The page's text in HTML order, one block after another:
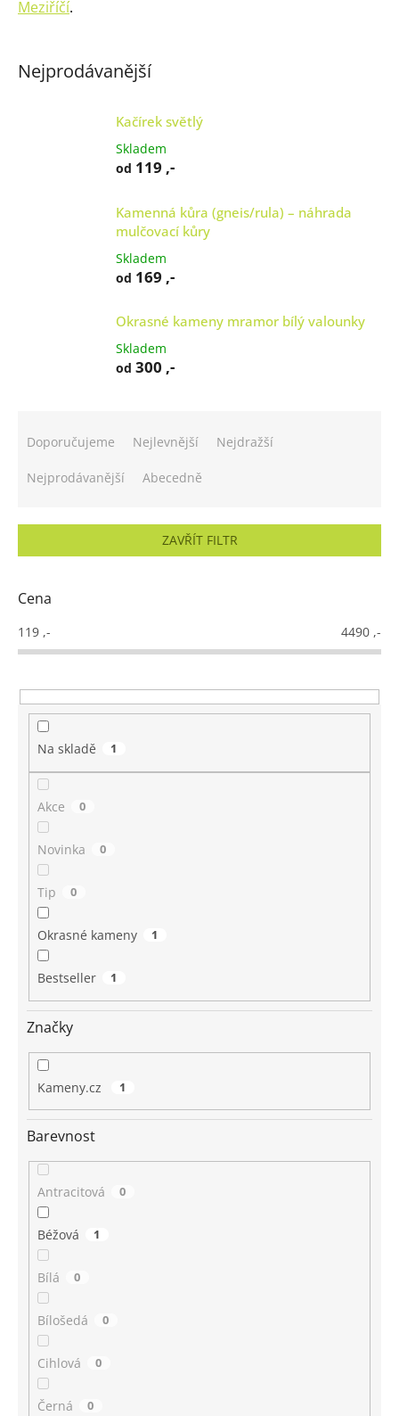
Meziříčí.
Nejprodávanější
Kačírek světlý
Skladem
od 119 ,-
Kamenná kůra (gneis/rula) – náhrada
mulčovací kůry
Skladem
od 169 ,-
Okrasné kameny mramor bílý valounky
Skladem
od 300 ,-
r
d
k
t
Doporučujeme Nejlevnější Nejdražší
Nejprodávanější Abecedně
ZAVŘÍT FILTR
Cena
119 ,- 4490 ,-
Na skladě 1
Akce 0
Novinka 0
Tip 0
Okrasné kameny 1
Bestseller 1
Značky
Kameny.cz 1
Barevnost
Antracitová 0
Béžová 1
Bílá 0
Bílošedá 0
Cihlová 0
Černá 0